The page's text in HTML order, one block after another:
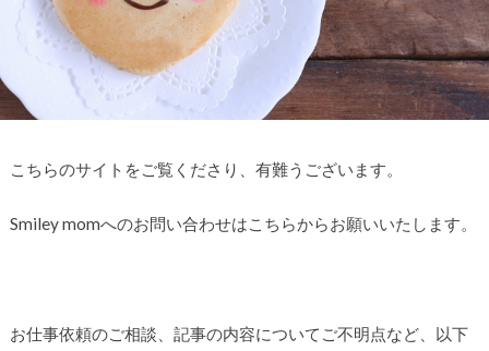
こちらのサイトをご覧くださり、有難うございます。
Smiley momへのお問い合わせはこちらからお願いいたします。
お仕事依頼のご相談、記事の内容についてご不明点など、以下